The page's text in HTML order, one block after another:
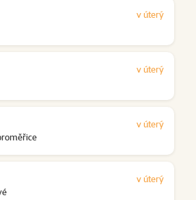
v úterý
v úterý
v úterý
v úterý